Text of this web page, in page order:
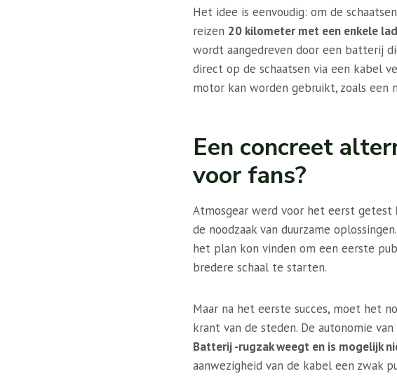
Het idee is eenvoudig: om de
reizen 20 kilometer met een enkele
wordt aangedreven door een batterij
direct op de schaatsen via een kabel
motor kan worden gebruikt, zoals een
Een concreet
voor fans?
Atmosgear werd voor het eerst getest
de noodzaak van duurzame
het plan kon vinden om een ​​eerste
bredere schaal te starten.
Maar na het eerste succes, moet het
krant van de steden. De autonomie
Batterij -rugzak weegt en is mogelijk
aanwezigheid van de kabel een zwak